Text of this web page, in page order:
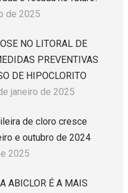
de 2025
NO LITORAL DE
PREVENTIVAS
DE HIPOCLORITO
janeiro de 2025
de cloro cresce
e outubro de 2024
2025
ABICLOR É A MAIS